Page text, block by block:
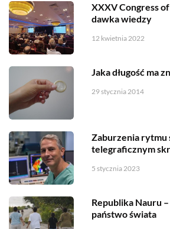
XXXV Congress
dawka wiedzy
12 kwietnia 2022
Jaka długość ma
29 stycznia 2014
Zaburzenia rytmu
telegraficznym
5 stycznia 2023
Republika Nauru
państwo świata